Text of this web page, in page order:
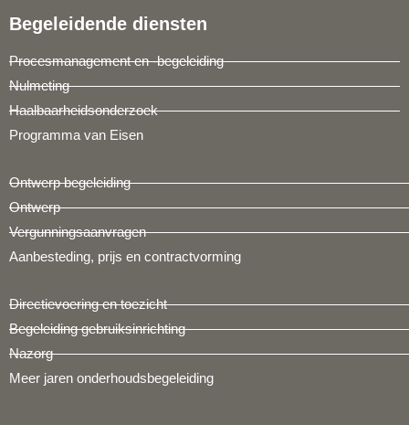
Begeleidende diensten
Procesmanagement en -begeleiding
Nulmeting
Haalbaarheidsonderzoek
Programma van Eisen
Ontwerp begeleiding
Ontwerp
Vergunningsaanvragen
Aanbesteding, prijs en contractvorming
Directievoering en toezicht
Begeleiding gebruiksinrichting
Nazorg
Meer jaren onderhoudsbegeleiding